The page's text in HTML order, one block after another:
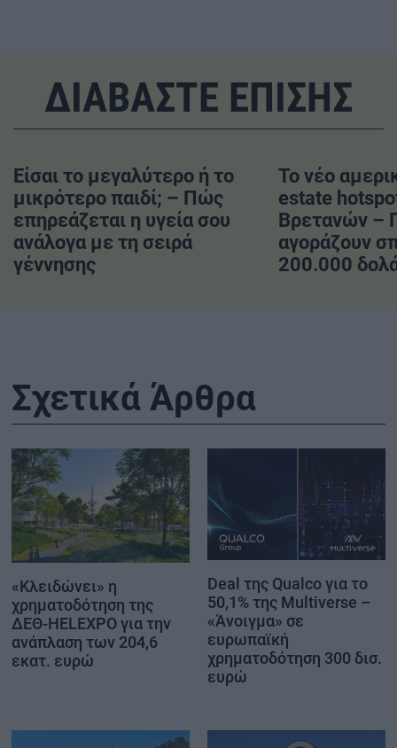
ΔΙΑΒΑΣΤΕ ΕΠΙΣΗΣ
Είσαι το μεγαλύτερο ή το
μικρότερο παιδί; – Πώς
επηρεάζεται η υγεία σου
ανάλογα με τη σειρά
γέννησης
Το νέο
estate
Βρετανών –
αγοράζουν
200.000
Σχετικά Άρθρα
«Κλειδώνει» η
χρηματοδότηση της
ΔΕΘ-HELEXPO για την
ανάπλαση των 204,6
εκατ. ευρώ
Deal της Qualco για το
50,1% της Multiverse –
«Άνοιγμα» σε
ευρωπαϊκή
χρηματοδότηση 300 δισ.
ευρώ